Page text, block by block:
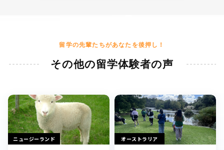
留学の先輩たちがあなたを後押し！
その他の留学体験者の声
ニュージーランド オーストラリア